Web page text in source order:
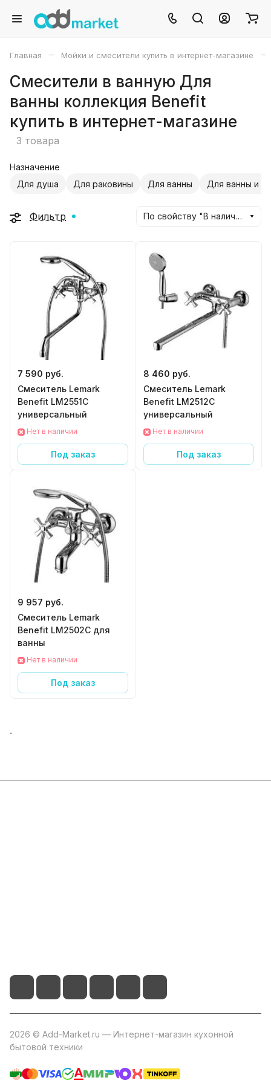
Главная – Мойки и смесители купить в интернет-магазине –
Смесители в ванную Для
ванны коллекция Benefit
купить в интернет-магазине
3 товара
Назначение
Для душа
Для раковины Для ванны Для ванны и
Фильтр По свойству "В наличии" (убывание)
7 590 руб.
Смеситель Lemark
Benefit LM2551C
универсальный
Нет в наличии
Под заказ
8 460 руб.
Смеситель Lemark
Benefit LM2512C
универсальный
Нет в наличии
Под заказ
9 957 руб.
Смеситель Lemark
Benefit LM2502C для
ванны
Нет в наличии
Под заказ
.
2026 © Add-Market.ru — Интернет-магазин кухонной
бытовой техники